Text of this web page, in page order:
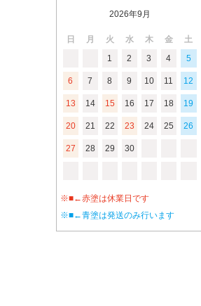
2026年9月
日 月 火 水 木 金
土
1
2 3 4 5
6 7 8 9 10 11 12
13 14 15 16 17 18 19
20 21 22 23 24 25 26
27 28 29 30
※■←赤塗は休業日です
※■←青塗は発送のみ行います